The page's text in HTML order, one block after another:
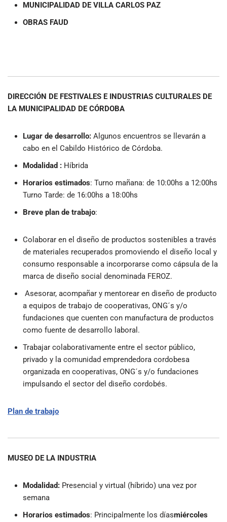
MUNICIPALIDAD DE VILLA CARLOS PAZ
OBRAS FAUD
DIRECCIÓN DE FESTIVALES E INDUSTRIAS CULTURALES DE
LA MUNICIPALIDAD DE CÓRDOBA
Lugar de desarrollo: Algunos encuentros se llevarán a
cabo en el Cabildo Histórico de Córdoba.
Modalidad : Híbrida
Horarios estimados: Turno mañana: de 10:00hs a 12:00hs
Turno Tarde: de 16:00hs a 18:00hs
Breve plan de trabajo:
Colaborar en el diseño de productos sostenibles a través
de materiales recuperados promoviendo el diseño local y
consumo responsable a incorporarse como cápsula de la
marca de diseño social denominada FEROZ.
Asesorar, acompañar y mentorear en diseño de producto
a equipos de trabajo de cooperativas, ONG´s y/o
fundaciones que cuenten con manufactura de productos
como fuente de desarrollo laboral.
Trabajar colaborativamente entre el sector público,
privado y la comunidad emprendedora cordobesa
organizada en cooperativas, ONG´s y/o fundaciones
impulsando el sector del diseño cordobés.
Plan de trabajo
MUSEO DE LA INDUSTRIA
Modalidad: Presencial y virtual (híbrido) una vez por
semana
Horarios estimados: Principalmente los díasmiércoles